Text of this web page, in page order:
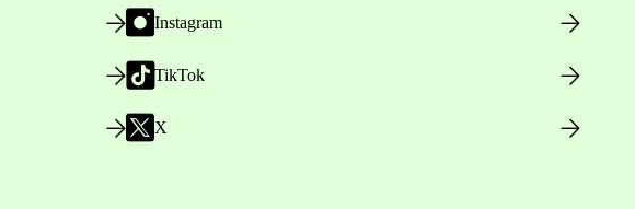
Instagram
TikTok
X